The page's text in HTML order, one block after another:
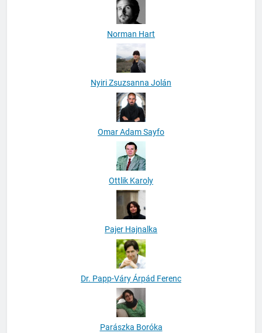
Norman Hart
Nyiri Zsuzsanna Jolán
Omar Adam Sayfo
Ottlik Karoly
Pajer Hajnalka
Dr. Papp-Váry Árpád Ferenc
Parászka Boróka